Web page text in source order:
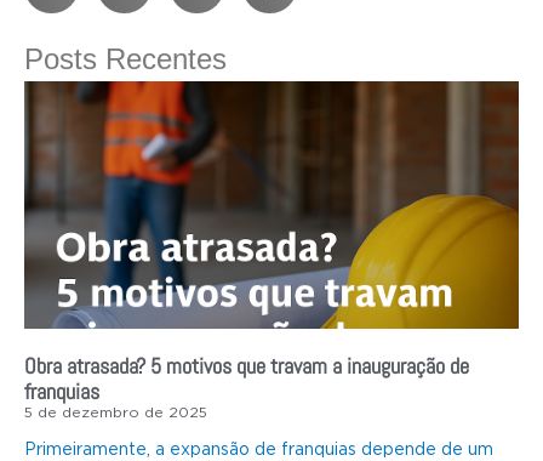
Posts Recentes
Obra atrasada? 5 motivos que travam a inauguração de
franquias
5 de dezembro de 2025
Primeiramente, a expansão de franquias depende de um